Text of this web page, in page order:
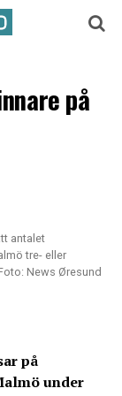
på
antalet
tre- eller
News Øresund
på
under